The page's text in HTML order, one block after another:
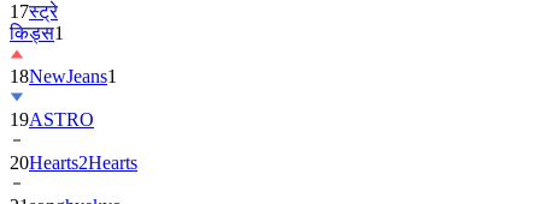
17स्ट्रे
किड्स1
18NewJeans1
19ASTRO
20Hearts2Hearts